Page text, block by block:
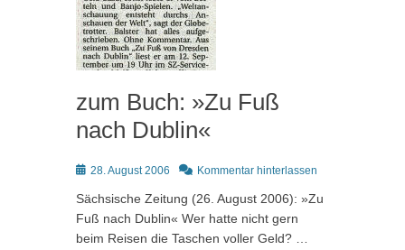
zum Buch: »Zu Fuß
nach Dublin«
Posted
28. August 2006 Kommentar hinterlassen
Sächsische Zeitung (26. August 2006): »Zu
Fuß nach Dublin« Wer hatte nicht gern
beim Reisen die Taschen voller Geld? …